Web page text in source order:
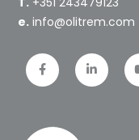
e. info@olitrem.com